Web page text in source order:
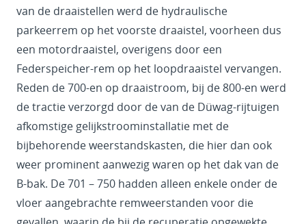
van de draaistellen werd de hydraulische
parkeerrem op het voorste draaistel, voorheen dus
een motordraaistel, overigens door een
Federspeicher-rem op het loopdraaistel vervangen.
Reden de 700-en op draaistroom, bij de 800-en werd
de tractie verzorgd door de van de Düwag-rijtuigen
afkomstige gelijkstroominstallatie met de
bijbehorende weerstandskasten, die hier dan ook
weer prominent aanwezig waren op het dak van de
B-bak. De 701 – 750 hadden alleen enkele onder de
vloer aangebrachte remweerstanden voor die